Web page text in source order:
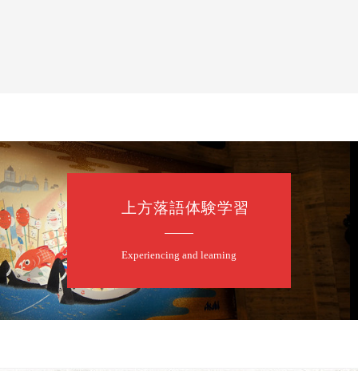
眞／笑福亭仁福／幸助福助（漫才）／桂春若
上方落語体験学習
Experiencing and learning